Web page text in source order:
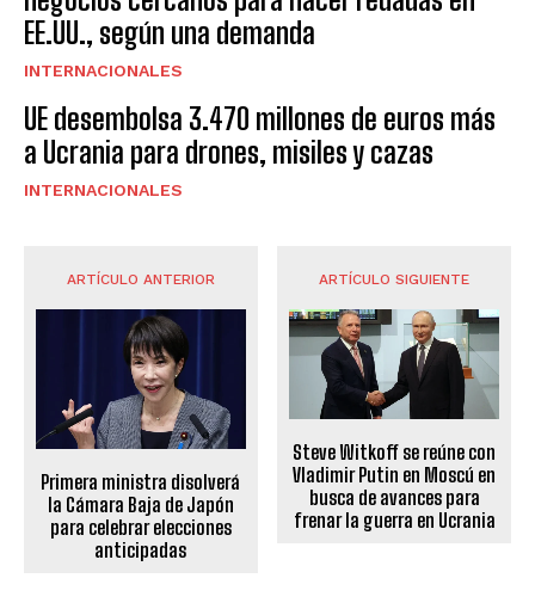
EE.UU., según una demanda
INTERNACIONALES
UE desembolsa 3.470 millones de euros más
a Ucrania para drones, misiles y cazas
INTERNACIONALES
ARTÍCULO ANTERIOR
Primera ministra disolverá
la Cámara Baja de Japón
para celebrar elecciones
anticipadas
ARTÍCULO SIGUIENTE
Steve Witkoff se reúne con
Vladimir Putin en Moscú en
busca de avances para
frenar la guerra en Ucrania